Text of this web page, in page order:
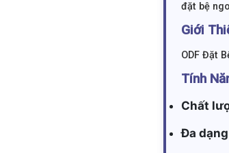
đặt bệ
Giới
ODF Đặt
Tính
Chất
Đa